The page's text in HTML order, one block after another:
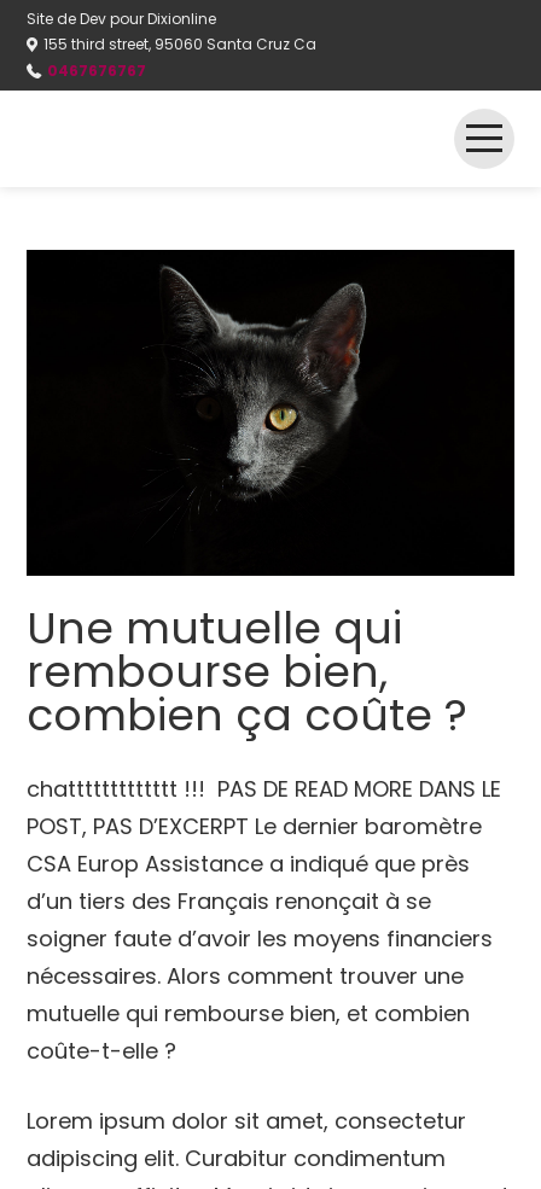
Site de Dev pour Dixionline
155 third street, 95060 Santa Cruz Ca
0467676767
Une mutuelle qui
rembourse bien,
combien ça coûte ?
chattttttttttttt !!! PAS DE READ MORE DANS LE
POST, PAS D’EXCERPT Le dernier baromètre
CSA Europ Assistance a indiqué que près
d’un tiers des Français renonçait à se
soigner faute d’avoir les moyens financiers
nécessaires. Alors comment trouver une
mutuelle qui rembourse bien, et combien
coûte-t-elle ?
Lorem ipsum dolor sit amet, consectetur
adipiscing elit. Curabitur condimentum